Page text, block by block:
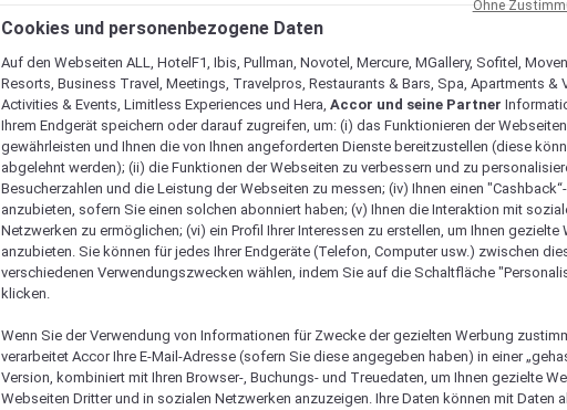
Cookies und personenbezogene Daten
Auf den Webseiten ALL, HotelF1, Ibis, Pullman, Novotel, Mercure, MGallery, Sofitel,
Resorts, Business Travel, Meetings, Travelpros, Restaurants & Bars, Spa, Apartments &
Activities & Events, Limitless Experiences und Hera, Accor und seine Partner
Ihrem Endgerät speichern oder darauf zugreifen, um: (i) das Funktionieren der
gewährleisten und Ihnen die von Ihnen angeforderten Dienste bereitzustellen (diese
abgelehnt werden); (ii) die Funktionen der Webseiten zu verbessern und zu
Besucherzahlen und die Leistung der Webseiten zu messen; (iv) Ihnen einen
anzubieten, sofern Sie einen solchen abonniert haben; (v) Ihnen die Interaktion mit
Netzwerken zu ermöglichen; (vi) ein Profil Ihrer Interessen zu erstellen, um Ihnen gezielte
anzubieten. Sie können für jedes Ihrer Endgeräte (Telefon, Computer usw.) zwischen
verschiedenen Verwendungszwecken wählen, indem Sie auf die Schaltfläche
klicken.
Wenn Sie der Verwendung von Informationen für Zwecke der gezielten Werbung
verarbeitet Accor Ihre E-Mail-Adresse (sofern Sie diese angegeben haben) in einer
Version, kombiniert mit Ihren Browser-, Buchungs- und Treuedaten, um Ihnen gezielte
Webseiten Dritter und in sozialen Netzwerken anzuzeigen. Ihre Daten können mit Daten
Ohne